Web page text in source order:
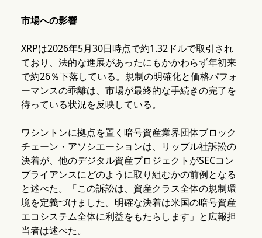
市場への影響
XRPは2026年5月30日時点で約1.32ドルで取引され
ており、法的な進展があったにもかかわらず年初来
で約26％下落している。規制の明確化と価格パフォ
ーマンスの乖離は、市場が最終的な手続きの完了を
待っている状況を反映している。
ワシントンに拠点を置く暗号資産業界団体ブロック
チェーン・アソシエーションは、リップル社訴訟の
決着が、他のデジタル資産プロジェクトがSECコン
プライアンスにどのように取り組むかの前例となる
と述べた。「この訴訟は、資産クラス全体の規制環
境を定義づけました。明確な決着は米国の暗号資産
エコシステム全体に利益をもたらします」と広報担
当者は述べた。